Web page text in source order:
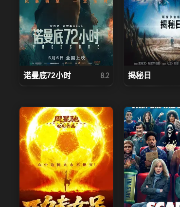
诺曼底72小时 8.2 揭秘日